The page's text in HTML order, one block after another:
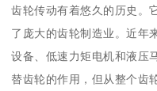
齿轮传动有着悠久的历史。
了庞大的齿轮制造业。近年
设备、低速力矩电机和液压
替齿轮的作用，但从整个齿